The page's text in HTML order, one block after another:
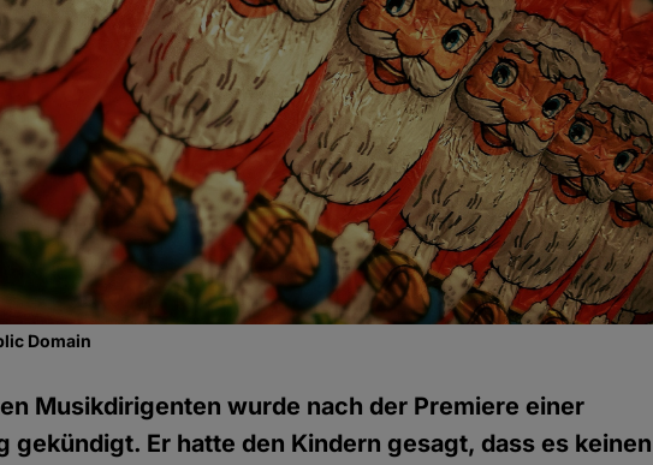
Domain
Musikdirigenten wurde nach der Premiere einer
gekündigt. Er hatte den Kindern gesagt, dass es keinen